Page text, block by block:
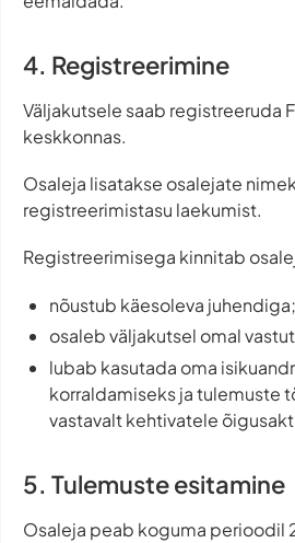
4. Registreerimine
Väljakutsele saab registreeruda
keskkonnas.
Osaleja lisatakse osalejate
registreerimistasu laekumist.
Registreerimisega kinnitab
nõustub käesoleva juhendiga;
osaleb väljakutsel omal
lubab kasutada oma
korraldamiseks ja tulemuste
vastavalt kehtivatele
5. Tulemuste esitamine
Osaleja peab koguma perioodil